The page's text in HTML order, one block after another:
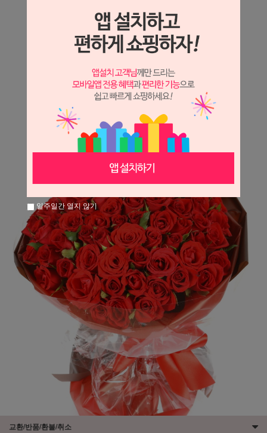
상세정보 새창 열기
상세 정보를 확대해 보실 수 있습니다.
※ 필독해주세요 ※
는 시세 변동에 따라 가격이 달라질 수 있으니
문의 후 주문 바랍니다.
교환/반품/환불/취소
일주일간 열지 않기